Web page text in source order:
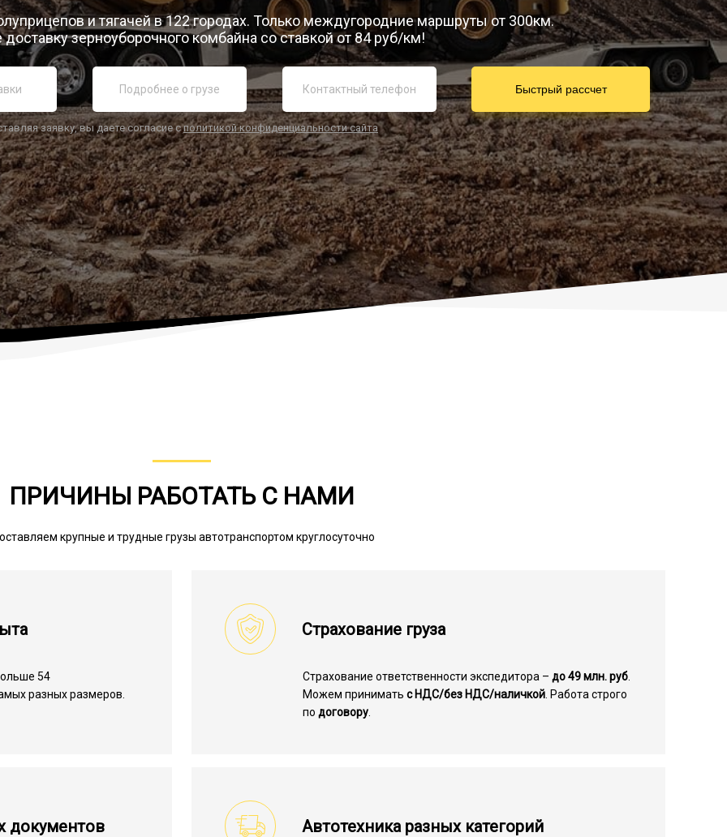
и тягачей в 122 городах. Только междугородние маршруты от 300км.
доставку зерноуборочного комбайна со ставкой от 84 руб/км!
заявку, вы даете согласие сполитикой конфиденциальности сайта
ПРИЧИНЫ РАБОТАТЬ С НАМИ
крупные и трудные грузы автотранспортом круглосуточно
54
разных размеров.
Страхование груза
Страхование ответственности экспедитора –до 49 млн. руб
Можем приниматьс НДС/без НДС/наличкой . Работа строго
подоговору
документов Автотехника разных категорий